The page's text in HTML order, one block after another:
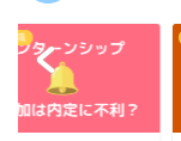
転職